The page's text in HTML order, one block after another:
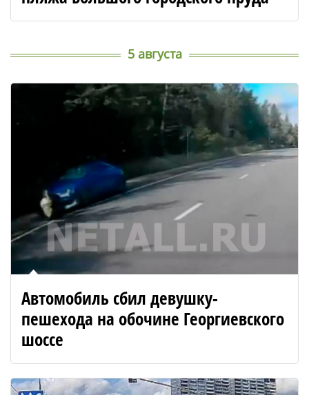
5 августа
Автомобиль сбил девушку-
пешехода на обочине Георгиевского
шоссе